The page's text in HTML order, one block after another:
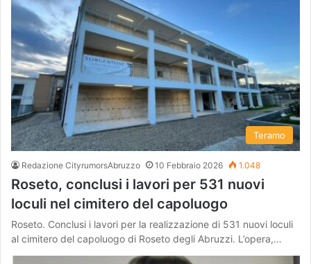
Teramo
Redazione CityrumorsAbruzzo 10 Febbraio 2026 1.048
Roseto, conclusi i lavori per 531 nuovi
loculi nel cimitero del capoluogo
Roseto. Conclusi i lavori per la realizzazione di 531 nuovi loculi
al cimitero del capoluogo di Roseto degli Abruzzi. L’opera,…